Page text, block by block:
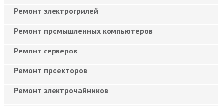
Ремонт электрогрилей
Ремонт промышленных компьютеров
Ремонт серверов
Ремонт проекторов
Ремонт электрочайников